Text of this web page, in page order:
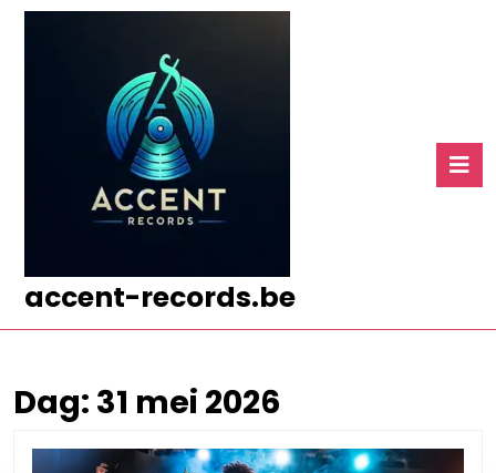
accent-records.be
Dag: 31 mei 2026